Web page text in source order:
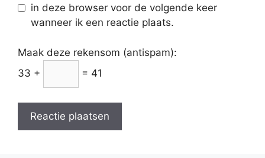
in deze browser voor de volgende keer
wanneer ik een reactie plaats.
Maak deze rekensom (antispam):
33 +
= 41